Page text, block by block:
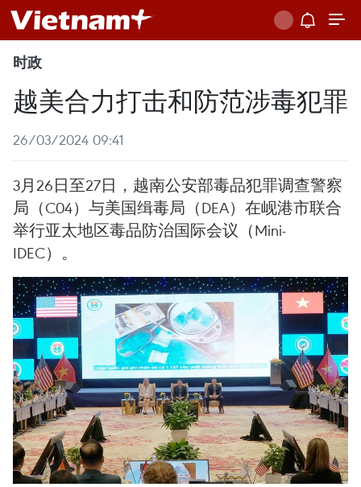
时政
越美合力打击和防范涉毒犯罪
26/03/2024 09:41
3月26日至27日，越南公安部毒品犯罪调查警察
局（C04）与美国缉毒局（DEA）在岘港市联合
举行亚太地区毒品防治国际会议（Mini-
IDEC）。